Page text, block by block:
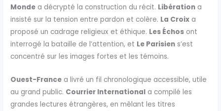
Monde a décrypté la construction du récit. Libération a
insisté sur la tension entre pardon et colère. La Croix a
proposé un cadrage religieux et éthique. Les Échos ont
interrogé la bataille de l’attention, et Le Parisien s’est
concentré sur les images fortes et les témoins.
Ouest-France a livré un fil chronologique accessible, utile
au grand public. Courrier International a compilé les
grandes lectures étrangères, en mêlant les titres